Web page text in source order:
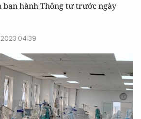
ban hành Thông tư trước ngày
04:39